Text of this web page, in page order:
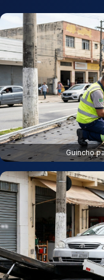
Guincho